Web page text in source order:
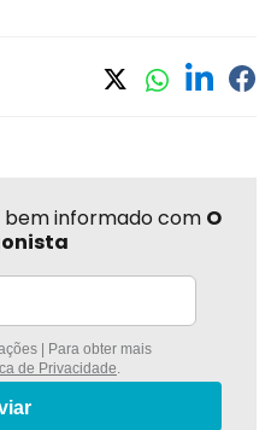
informado com O
| Para obter mais
de Privacidade.